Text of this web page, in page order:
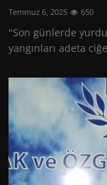
Temmuz 6, 2025 650
"Son günlerde
yangınları adeta